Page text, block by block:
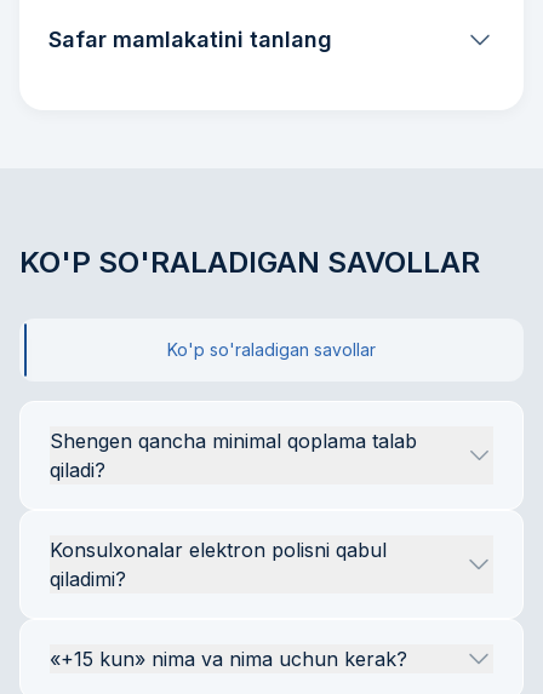
Safar mamlakatini tanlang
KO'P SO'RALADIGAN SAVOLLAR
Ko'p so'raladigan savollar
Shengen qancha minimal qoplama talab
qiladi?
810/2009, 15-modda) talabi. EAI'ning mos
keladigan minimal dasturi — CLASSIC (€45
Konsulxonalar elektron polisni qabul
qiladimi?
barcha 29 davlat elektron polislarni qabul qiladi.
«+15 kun» nima va nima uchun kerak?